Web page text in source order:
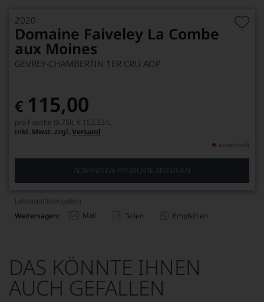
2020
Domaine Faiveley La Combe
aux Moines
GEVREY-CHAMBERTIN 1ER CRU AOP
€ 115,00
pro Flasche (0.75l), € 153,33/L
inkl. Mwst. zzgl. Versand
ausverkauft
ALTERNATIVE PRODUKTE ANZEIGEN
Lebensmittel­angaben
Weitersagen: Mail Teilen Empfehlen
DAS KÖNNTE IHNEN
AUCH GEFALLEN